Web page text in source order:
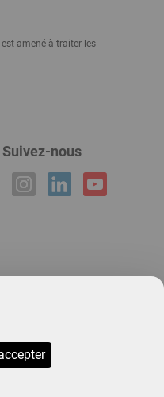
amené à traiter les
Suivez-nous